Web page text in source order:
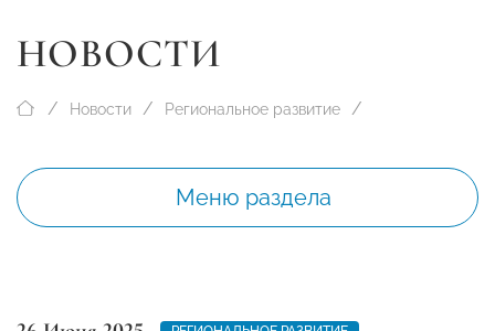
НОВОСТИ
Новости Региональное развитие
Меню раздела